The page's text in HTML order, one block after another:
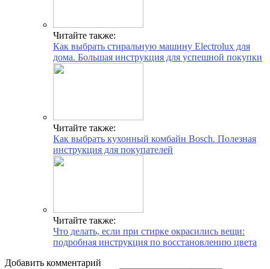
Читайте также:
Как выбрать стиральную машину Electrolux для
дома. Большая инструкция для успешной покупки
Читайте также:
Как выбрать кухонный комбайн Bosch. Полезная
инструкция для покупателей
Читайте также:
Что делать, если при стирке окрасились вещи:
подробная инструкция по восстановлению цвета
Добавить комментарий